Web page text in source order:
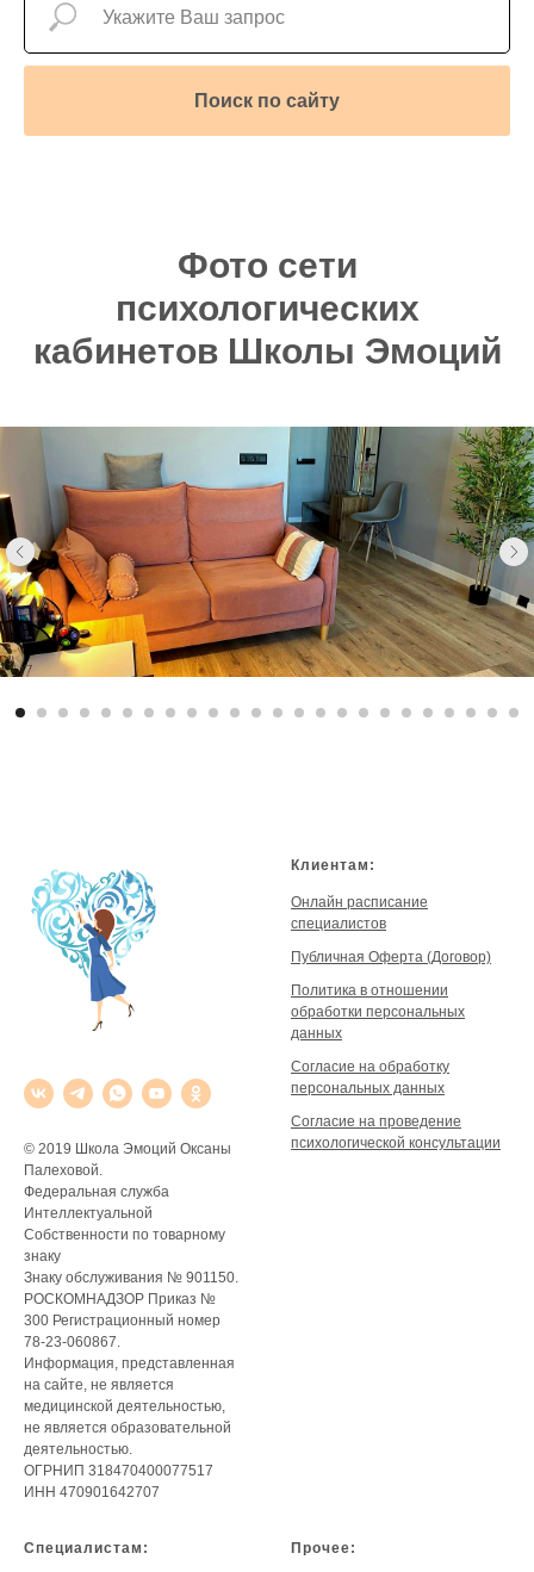
Поиск по сайту
Фото сети
психологических
кабинетов Школы Эмоций
© 2019 Школа Эмоций Оксаны
Палеховой.
Федеральная служба
Интеллектуальной
Собственности по товарному
знаку
Знаку обслуживания № 901150.
РОСКОМНАДЗОР Приказ №
300 Регистрационный номер
78-23-060867.
Информация, представленная
на сайте, не является
медицинской деятельностью,
не является образовательной
деятельностью.
ОГРНИП 318470400077517
ИНН 470901642707
Клиентам:
Онлайн расписание
специалистов
Публичная Оферта (Договор)
Политика в отношении
обработки персональных
данных
Согласие на обработку
персональных данных
Согласие на проведение
психологической консультации
Специалистам: Прочее: